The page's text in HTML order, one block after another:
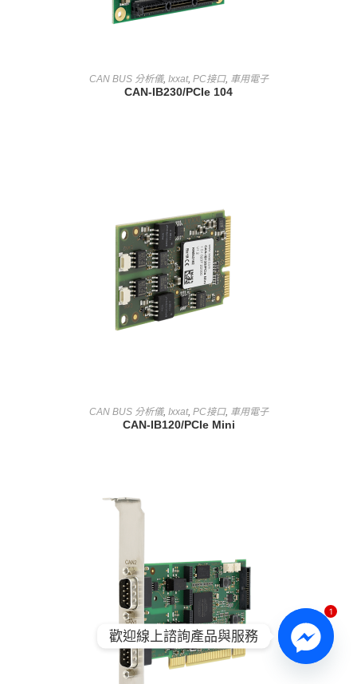
查看內容
CAN BUS 分析儀, Ixxat, PC接口, 車用電子
CAN-IB230/PCIe 104
查看內容
CAN BUS 分析儀, Ixxat, PC接口, 車用電子
CAN-IB120/PCIe Mini
1
歡迎線上諮詢產品與服務